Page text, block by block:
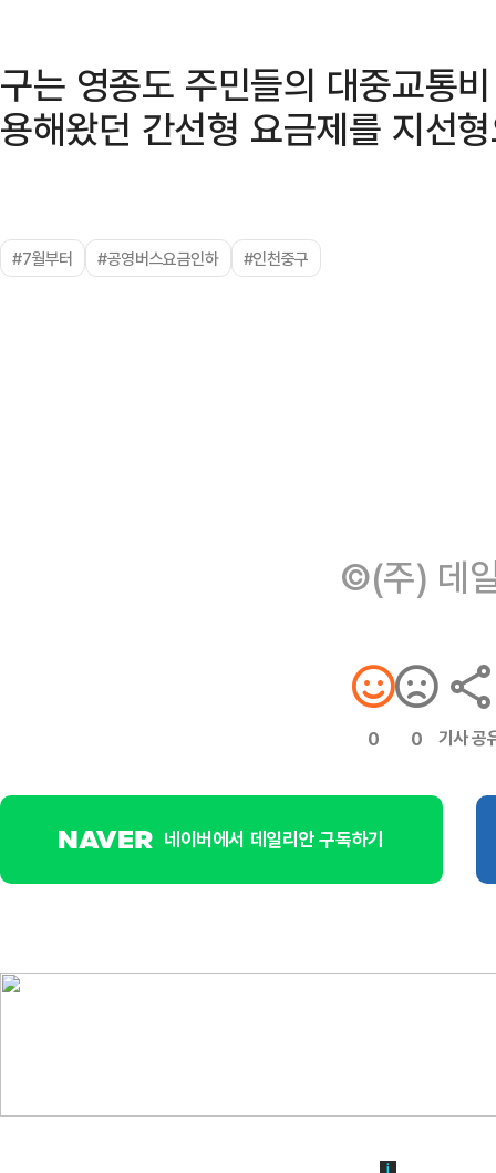
구는 영종도 주민들의 대중교통
용해왔던 간선형 요금제를 지선
#7월부터 #공영버스요금인하 #인천중구
©(주) 데
0 0 기사 공
네이버에서 데일리안 구독하기